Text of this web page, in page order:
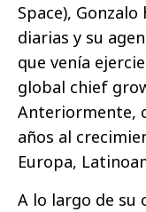
Space),
diarias y su
que venía
global chief
Anteriormente,
años al
Europa,
A lo largo de su